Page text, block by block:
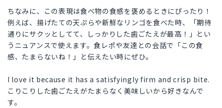
ちなみに、この表現は食べ物の食感を褒めるときにぴったり！
例えば、揚げたての天ぷらや新鮮なリンゴを食べた時、「期待
通りにサクッとしてて、しっかりした歯ごたえが最高！」とい
うニュアンスで使えます。食レポや友達との会話で「この食
感、たまらないね！」と伝えたい時にぜひ。
I love it because it has a satisfyingly firm and crisp bite.
こりこりした歯ごたえがたまらなく美味しいから好きなんで
す。